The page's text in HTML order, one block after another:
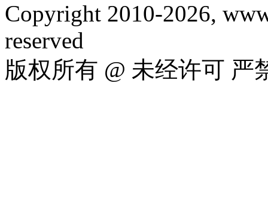
Copyright 2010-2026,
reserved
版权所有 @ 未经许可 严